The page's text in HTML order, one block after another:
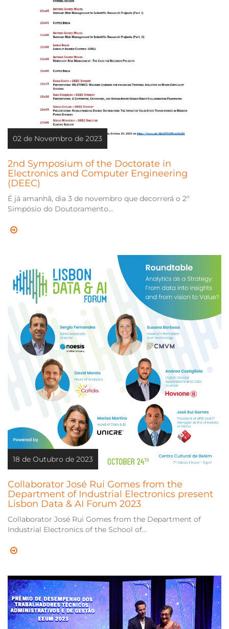
02 de Novembro de 2023
2nd Symposium of the Doctorate in
Electronics and Computer Engineering
(DEEC)
É já amanhã, dia 3 de novembro que decorrerá o 2º
Simpósio do Doutoramento...
18 de Outubro de 2023
Collaborator José Rui Gomes from the
Department of Industrial Electronics present
Lisbon Data & AI Forum 2023
Collaborator José Rui Gomes from the Department of
Industrial Electronics of the School of...